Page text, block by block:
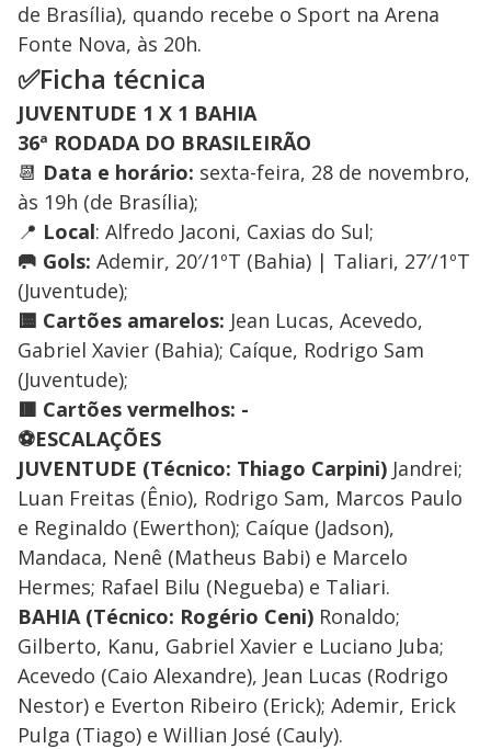
de Brasília), quando recebe o Sport na Arena
Fonte Nova, às 20h.
✅Ficha técnica
JUVENTUDE 1 X 1 BAHIA
36ª RODADA DO BRASILEIRÃO
📆 Data e horário: sexta-feira, 28 de novembro,
às 19h (de Brasília);
📍 Local: Alfredo Jaconi, Caxias do Sul;
🥅 Gols: Ademir, 20′/1ºT (Bahia) | Taliari, 27′/1ºT
(Juventude);
🟨 Cartões amarelos: Jean Lucas, Acevedo,
Gabriel Xavier (Bahia); Caíque, Rodrigo Sam
(Juventude);
🟥 Cartões vermelhos: -
⚽ESCALAÇÕES
JUVENTUDE (Técnico: Thiago Carpini) Jandrei;
Luan Freitas (Ênio), Rodrigo Sam, Marcos Paulo
e Reginaldo (Ewerthon); Caíque (Jadson),
Mandaca, Nenê (Matheus Babi) e Marcelo
Hermes; Rafael Bilu (Negueba) e Taliari.
BAHIA (Técnico: Rogério Ceni) Ronaldo;
Gilberto, Kanu, Gabriel Xavier e Luciano Juba;
Acevedo (Caio Alexandre), Jean Lucas (Rodrigo
Nestor) e Everton Ribeiro (Erick); Ademir, Erick
Pulga (Tiago) e Willian José (Cauly).